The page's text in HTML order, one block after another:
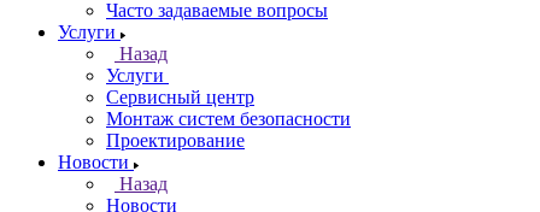
Часто задаваемые вопросы
Услуги
Назад
Услуги
Сервисный центр
Монтаж систем безопасности
Проектирование
Новости
Назад
Новости